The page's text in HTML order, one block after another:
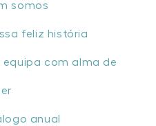
somos
feliz história
equipa com alma de
anual